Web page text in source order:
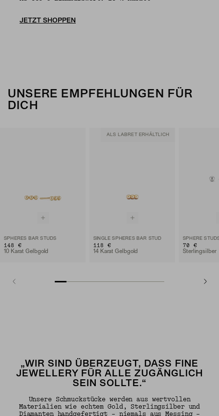
JETZT SHOPPEN
UNSERE EMPFEHLUNGEN FÜR
DICH
SPHERES BAR STUDS
148 €
10 Karat Gelbgold
ALS LABRET ERHÄLTLICH
SINGLE SPHERES BAR STUD
118 €
14 Karat Gelbgold
SPHERE
70 €
Sterlingsilber
„WIR SIND ÜBERZEUGT, DASS FINE
JEWELLERY FÜR ALLE ZUGÄNGLICH
SEIN SOLLTE.“
Unsere Schmuckstücke werden aus wertvollen
Materialien wie echtem Gold, Sterlingsilber und
Diamanten handgefertigt – niemals aus Messing –